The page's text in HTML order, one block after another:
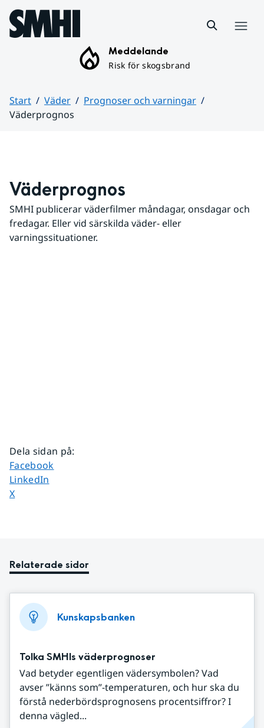
Hoppa till sidans innehåll
Meddelande
Risk för skogsbrand
Start Väder
Prognoser och varningar
Väderprognos
Väderprognos
SMHI publicerar väderfilmer måndagar, onsdagar och
fredagar. Eller vid särskilda väder- eller
varningssituationer.
Dela sidan på:
Dela sidan på
Facebook
Dela sidan på
LinkedIn
Dela sidan på
X
Relaterade sidor
Kunskapsbanken
Tolka SMHIs väderprognoser
Vad betyder egentligen vädersymbolen? Vad
avser ”känns som”-temperaturen, och hur ska du
förstå nederbördsprognosens procentsiffror? I
denna vägled...